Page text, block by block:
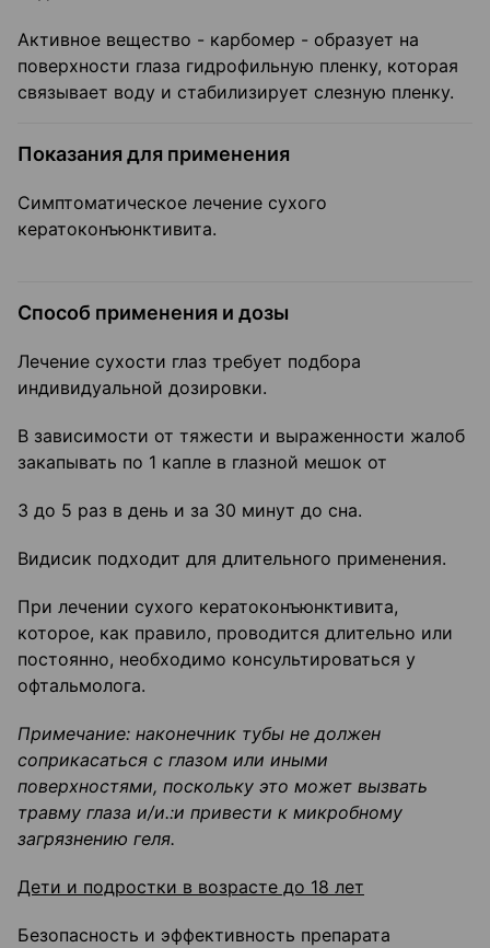
Активное вещество - карбомер - образует на
поверхности глаза гидрофильную пленку, которая
связывает воду и стабилизирует слезную пленку.
Показания для применения
Симптоматическое лечение сухого
кератоконъюнктивита.
Способ применения и дозы
Лечение сухости глаз требует подбора
индивидуальной дозировки.
В зависимости от тяжести и выраженности жалоб
закапывать по 1 капле в глазной мешок от
3 до 5 раз в день и за 30 минут до сна.
Видисик подходит для длительного применения.
При лечении сухого кератоконъюнктивита,
которое, как правило, проводится длительно или
постоянно, необходимо консультироваться у
офтальмолога.
Примечание: наконечник тубы не должен
соприкасаться с глазом или иными
поверхностями, поскольку это может вызвать
травму глаза и/и.:и привести к микробному
загрязнению геля.
Дети и подростки в возрасте до 18 лет
Безопасность и эффективность препарата